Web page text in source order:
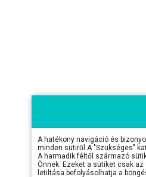
A hatékony navigáció és
minden sütiről.A "Szükséges"
A harmadik féltől származó
Önnek. Ezeket a sütiket csak
letiltása befolyásolhatja a